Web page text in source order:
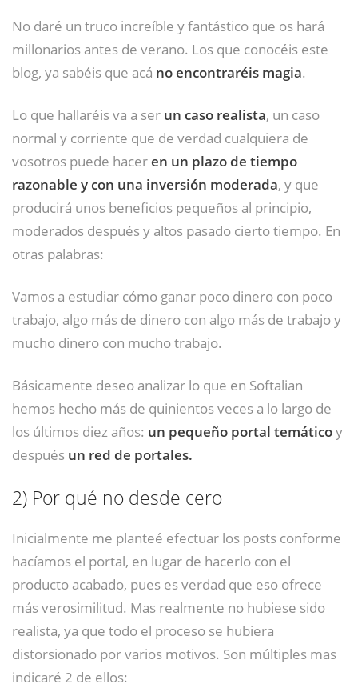
No daré un truco increíble y fantástico que os hará
millonarios antes de verano. Los que conocéis este
blog, ya sabéis que acá no encontraréis magia.
Lo que hallaréis va a ser un caso realista, un caso
normal y corriente que de verdad cualquiera de
vosotros puede haceren un plazo de tiempo
razonable y con una inversión moderada, y que
producirá unos beneficios pequeños al principio,
moderados después y altos pasado cierto tiempo. En
otras palabras:
Vamos a estudiar cómo ganar poco dinero con poco
trabajo, algo más de dinero con algo más de trabajo y
mucho dinero con mucho trabajo.
Básicamente deseo analizar lo que en Softalian
hemos hecho más de quinientos veces a lo largo de
los últimos diez años: un pequeño portal temáticoy
después un red de portales.
2) Por qué no desde cero
Inicialmente me planteé efectuar los posts conforme
hacíamos el portal, en lugar de hacerlo con el
producto acabado, pues es verdad que eso ofrece
más verosimilitud. Mas realmente no hubiese sido
realista, ya que todo el proceso se hubiera
distorsionado por varios motivos. Son múltiples mas
indicaré 2 de ellos: